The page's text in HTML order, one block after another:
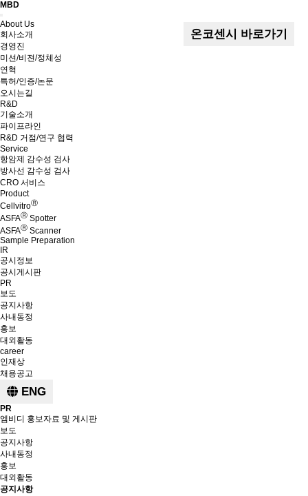
MBD
Menu
About Us
회사소개
경영진
미션/비젼/정체성
연혁
특허/인증/논문
오시는길
R&D
기술소개
파이프라인
R&D 거점/연구 협력
Service
항암제 감수성 검사
방사선 감수성 검사
CRO 서비스
Product
CellvitroⓇ
ASFAⓇ Spotter
ASFAⓇ Scanner
Sample Preparation
IR
공시정보
공시게시판
PR
보도
공지사항
사내동정
홍보
대외활동
career
인재상
채용공고
ENG
온코센시 바로가기
PR
엠비디 홍보자료 및 게시판
보도
공지사항
사내동정
홍보
대외활동
공지사항